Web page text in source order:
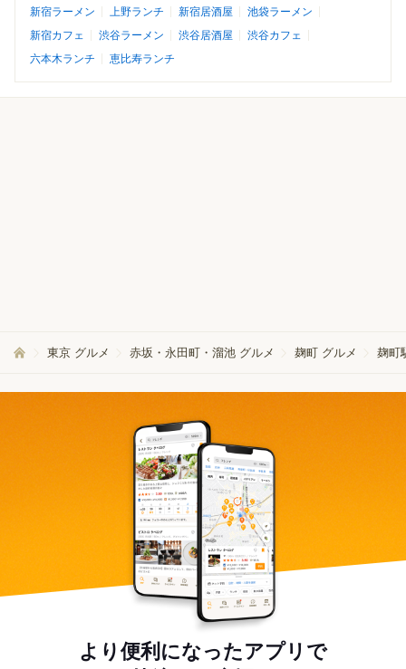
新宿ラーメン
上野ランチ 新宿居酒屋
池袋ラーメン
新宿カフェ
渋谷ラーメン 渋谷居酒屋
渋谷カフェ
六本木ランチ
恵比寿ランチ
東京 グルメ 赤坂・永田町・溜池 グルメ 麹町 グルメ 麹町
より便利になったアプリで